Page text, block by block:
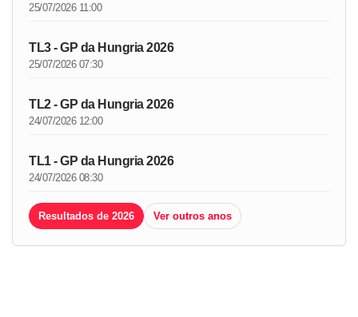
25/07/2026 11:00
TL3 - GP da Hungria 2026
25/07/2026 07:30
TL2 - GP da Hungria 2026
24/07/2026 12:00
TL1 - GP da Hungria 2026
24/07/2026 08:30
Resultados de 2026 Ver outros anos